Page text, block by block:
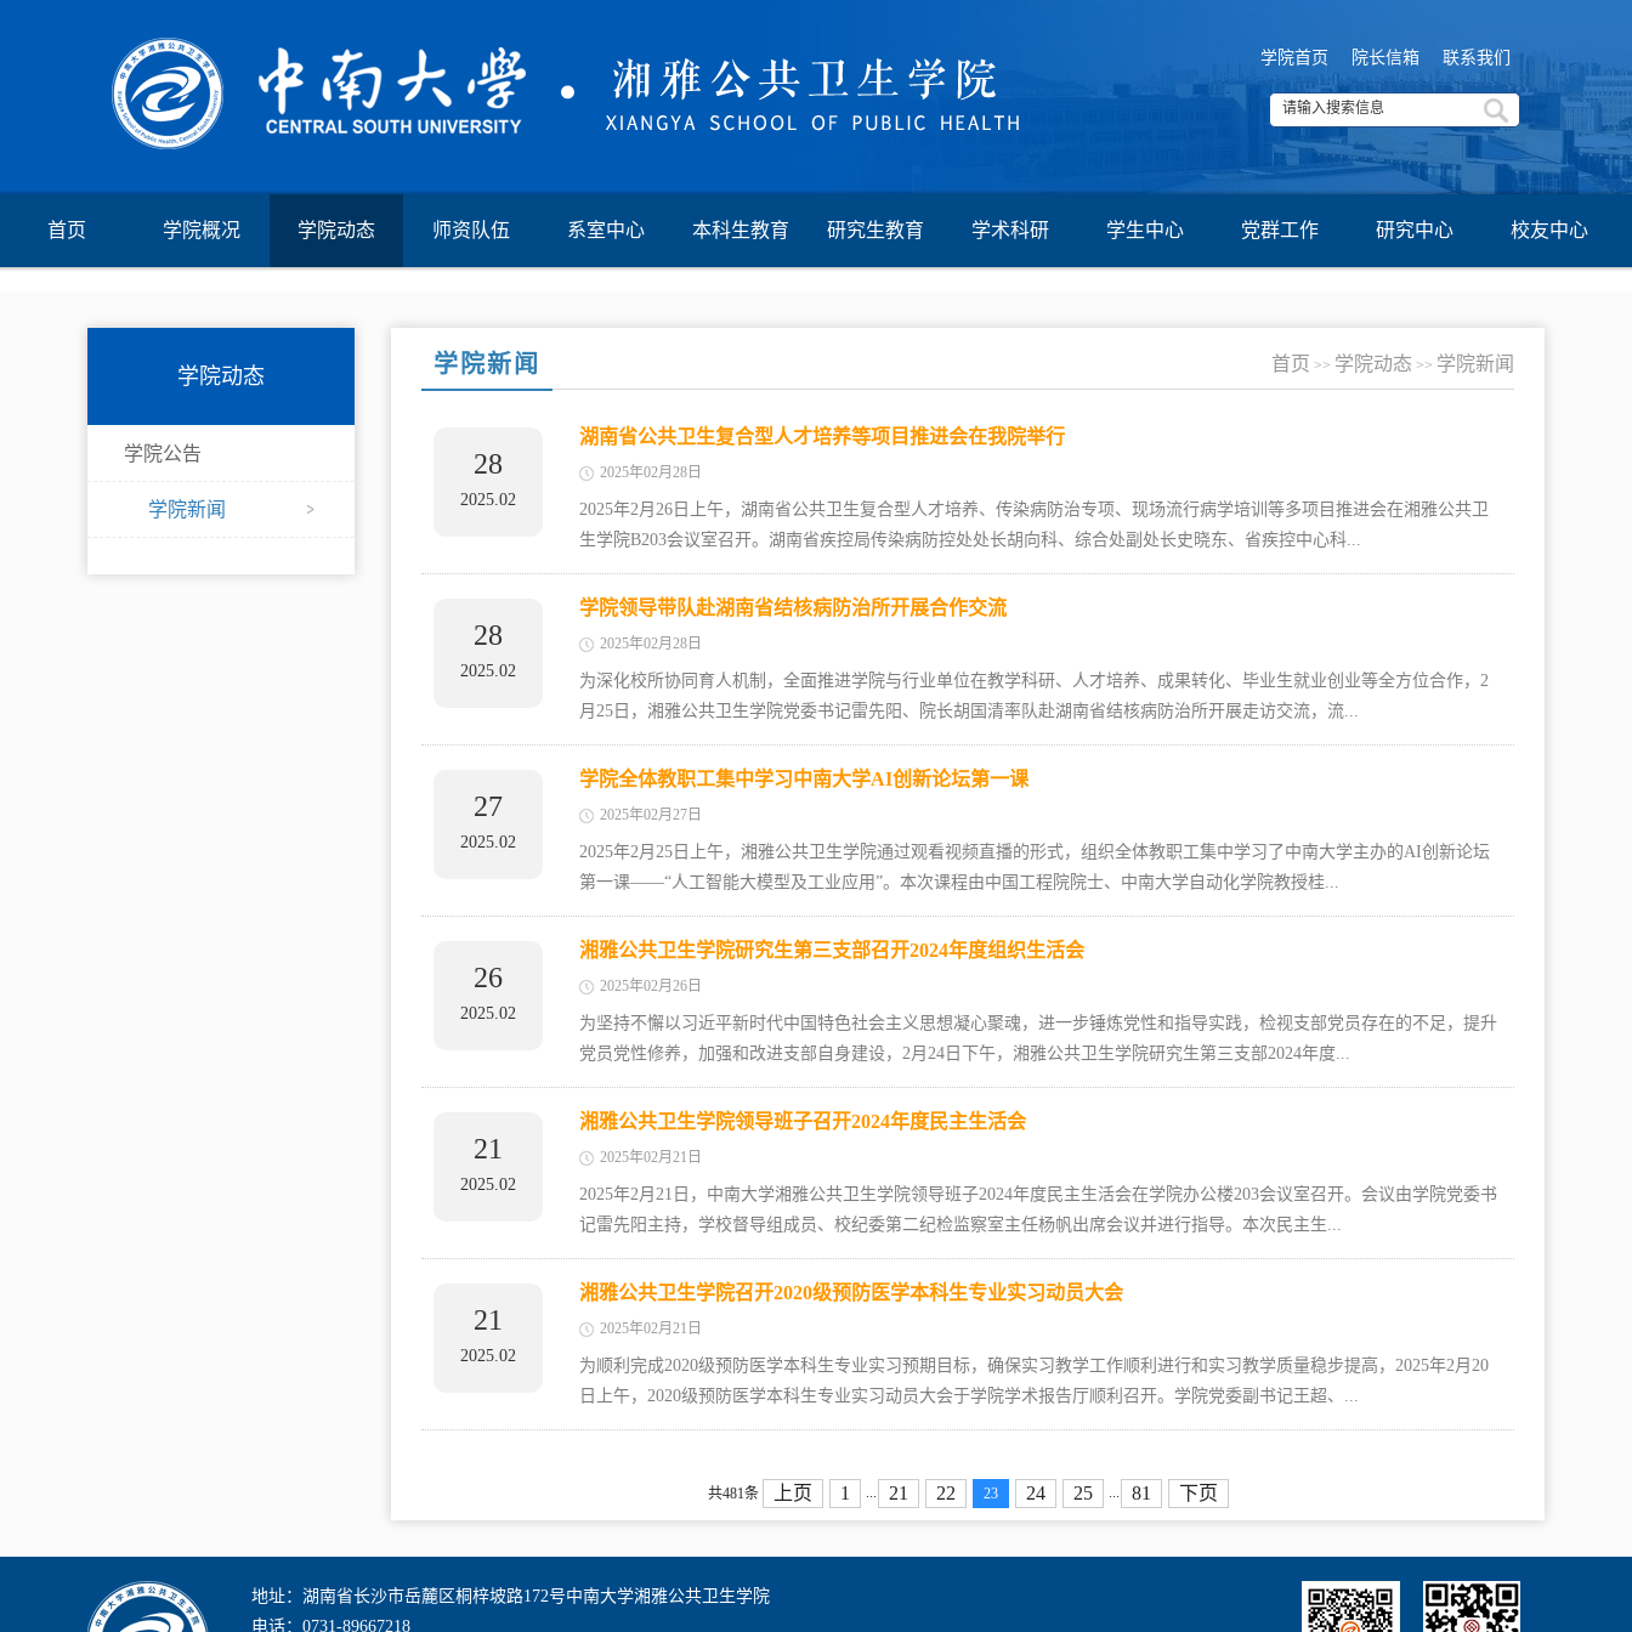
学院首页 院长信箱 联系我们
首页 学院概况 学院动态 师资队伍 系室中心 本科生教育 研究生教育 学术科研 学生中心 党群工作 研究中心 校友中心
学院动态
学院公告
学院新闻
学院新闻 首页 >> 学院动态 >> 学院新闻
28
2025.02
湖南省公共卫生复合型人才培养等项目推进会在我院举行
2025年02月28日
2025年2月26日上午，湖南省公共卫生复合型人才培养、传染病防治专项、现场流行病学培训等多项目推进会在湘雅公共卫
生学院B203会议室召开。湖南省疾控局传染病防控处处长胡向科、综合处副处长史晓东、省疾控中心科...
28
2025.02
学院领导带队赴湖南省结核病防治所开展合作交流
2025年02月28日
为深化校所协同育人机制，全面推进学院与行业单位在教学科研、人才培养、成果转化、毕业生就业创业等全方位合作，2
月25日，湘雅公共卫生学院党委书记雷先阳、院长胡国清率队赴湖南省结核病防治所开展走访交流，流...
27
2025.02
学院全体教职工集中学习中南大学AI创新论坛第一课
2025年02月27日
2025年2月25日上午，湘雅公共卫生学院通过观看视频直播的形式，组织全体教职工集中学习了中南大学主办的AI创新论坛
第一课——“人工智能大模型及工业应用”。本次课程由中国工程院院士、中南大学自动化学院教授桂...
26
2025.02
湘雅公共卫生学院研究生第三支部召开2024年度组织生活会
2025年02月26日
为坚持不懈以习近平新时代中国特色社会主义思想凝心聚魂，进一步锤炼党性和指导实践，检视支部党员存在的不足，提升
党员党性修养，加强和改进支部自身建设，2月24日下午，湘雅公共卫生学院研究生第三支部2024年度...
21
2025.02
湘雅公共卫生学院领导班子召开2024年度民主生活会
2025年02月21日
2025年2月21日，中南大学湘雅公共卫生学院领导班子2024年度民主生活会在学院办公楼203会议室召开。会议由学院党委书
记雷先阳主持，学校督导组成员、校纪委第二纪检监察室主任杨帆出席会议并进行指导。本次民主生...
21
2025.02
湘雅公共卫生学院召开2020级预防医学本科生专业实习动员大会
2025年02月21日
为顺利完成2020级预防医学本科生专业实习预期目标，确保实习教学工作顺利进行和实习教学质量稳步提高，2025年2月20
日上午，2020级预防医学本科生专业实习动员大会于学院学术报告厅顺利召开。学院党委副书记王超、...
共481条 上页 1 21 22 23 24 25 81 下页
地址：湖南省长沙市岳麓区桐梓坡路172号中南大学湘雅公共卫生学院
电话：0731-89667218